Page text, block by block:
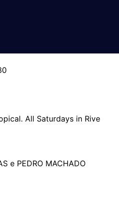
All Saturdays in Rive
e PEDRO MACHADO